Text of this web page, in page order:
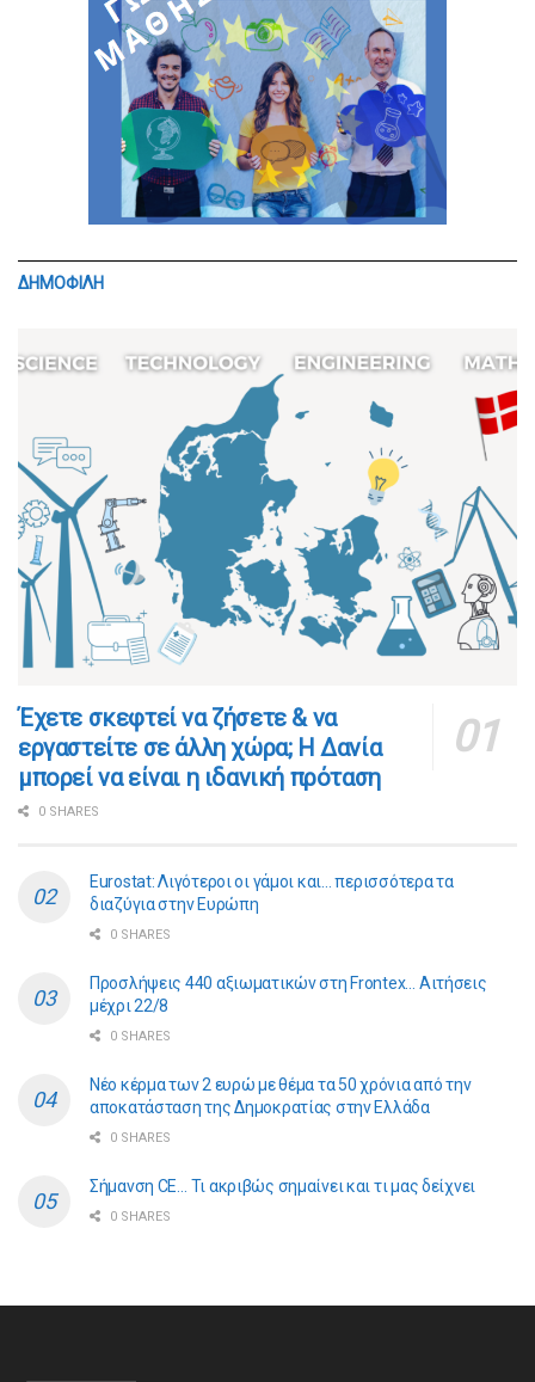
ΔΗΜΟΦΙΛΗ
​​Έχετε σκεφτεί να ζήσετε & να
εργαστείτε σε άλλη χώρα; Η Δανία
μπορεί να είναι η ιδανική πρόταση
0 SHARES
Eurostat: Λιγότεροι οι γάμοι και… περισσότερα τα
διαζύγια στην Ευρώπη
0 SHARES
Προσλήψεις 440 αξιωματικών στη Frontex… Αιτήσεις
μέχρι 22/8
0 SHARES
Νέο κέρμα των 2 ευρώ με θέμα τα 50 χρόνια από την
αποκατάσταση της Δημοκρατίας στην Ελλάδα
0 SHARES
Σήμανση CE… Τι ακριβώς σημαίνει και τι μας δείχνει
0 SHARES